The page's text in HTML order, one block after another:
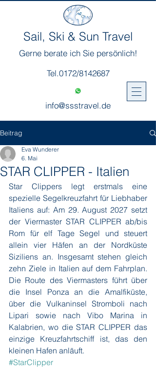
Sail, Ski & Sun Travel
Gerne berate ich Sie persönlich!
Tel.0172/8142687
info@ssstravel.de
Beitrag
STAR CLIPPER - Italien
Eva Wunderer
6. Mai
Star Clippers legt erstmals eine
spezielle Segelkreuzfahrt für Liebhaber
Italiens auf: Am 29. August 2027 setzt
der Viermaster STAR CLIPPER ab/bis
Rom für elf Tage Segel und steuert
allein vier Häfen an der Nordküste
Siziliens an. Insgesamt stehen gleich
zehn Ziele in Italien auf dem Fahrplan.
Die Route des Viermasters führt über
die Insel Ponza an die Amalfiküste,
über die Vulkaninsel Stromboli nach
Lipari sowie nach Vibo Marina in
Kalabrien, wo die STAR CLIPPER das
einzige Kreuzfahrtschiff ist, das den
kleinen Hafen anläuft.
#StarClipper